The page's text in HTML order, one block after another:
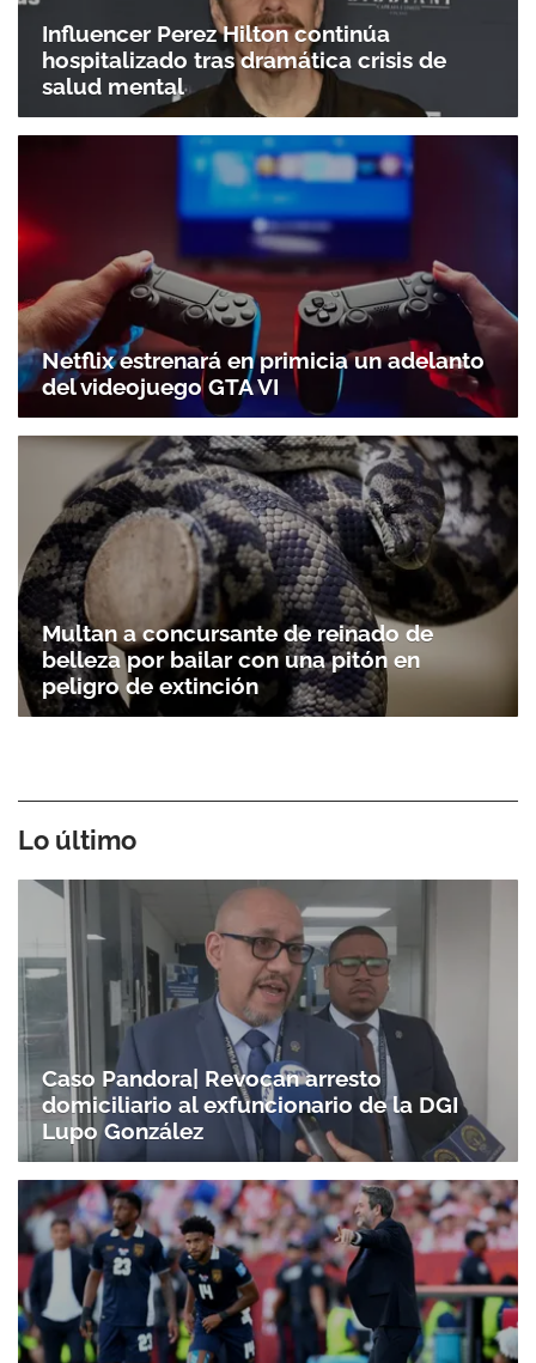
Influencer Perez Hilton continúa
hospitalizado tras dramática crisis de
salud mental
Netflix estrenará en primicia un adelanto
del videojuego GTA VI
Multan a concursante de reinado de
belleza por bailar con una pitón en
peligro de extinción
Lo último
Caso Pandora| Revocan arresto
domiciliario al exfuncionario de la DGI
Lupo González